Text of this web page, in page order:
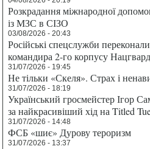
Розкрадання міжнародної
із МЗС в СІЗО
03/08/2026 - 20:43
Російські спецслужби
командира 2-го корпусу
31/07/2026 - 19:45
Не тільки «Скеля». Страх і
31/07/2026 - 18:19
Український гросмейстер Ігор
за найкрасивіший хід на Titled
31/07/2026 - 14:48
ФСБ «шиє» Дурову тероризм
31/07/2026 - 13:37